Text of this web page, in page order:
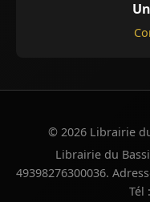
© 2026 Librairie
Librairie du
49398276300036.
Tél